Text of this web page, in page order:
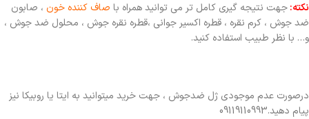
نکته:جهت نتیجه گیری کامل تر می توانید همراه با صاف کننده خون ، صابون
ضد جوش ، کرم نقره ، قطره اکسیر جوانی ،قطره نقره جوش ، محلول ضد جوش ،
و… با نظر طبیب استفاده کنید.
درصورت عدم موجودی ژل ضدجوش ، جهت خرید میتوانید به ایتا یا روبیکا نیز
پیام دهید.09119110993